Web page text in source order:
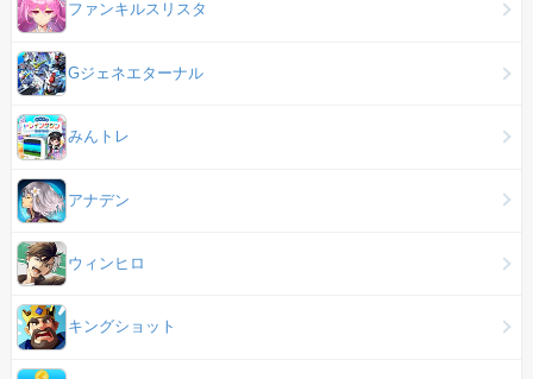
ファンキルスリスタ
Gジェネエターナル
みんトレ
アナデン
ウィンヒロ
キングショット